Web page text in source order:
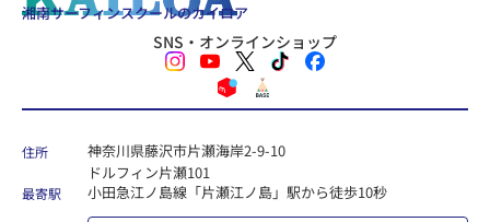
湘南サーフィンスクールのカイロア
SNS・オンラインショップ
住所
神奈川県藤沢市片瀬海岸2-9-10
ドルフィン片瀬101
最寄駅 小田急江ノ島線「片瀬江ノ島」駅から徒歩10秒